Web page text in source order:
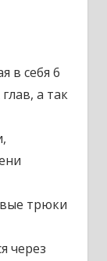
в себя 6
а так
трюки
через